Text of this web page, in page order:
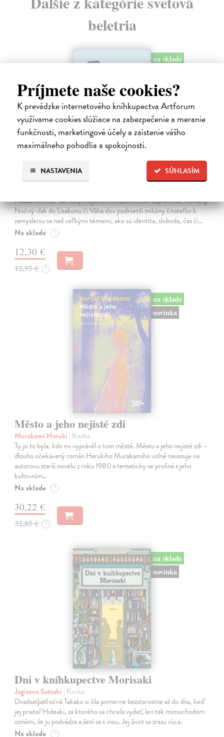
Príjmete naše cookies?
K prevádzke internetového kníhkupectva Artforum
využívame cookies slúžiace na zabezpečenie a meranie
funkčnosti, marketingové účely a zaistenie vášho
maximálneho pohodlia a spokojnosti.
SÚHLASÍM
NASTAVENIA
beletria
na sklade
Rieka času
Pascal Mercier bol vždy majstrom filozofického rozprávania. Romány
Nočný vlak do Lisabonu či Váha slov podnietili milióny čitateľov k
zamysleniu sa nad veľkými témami, ako sú identita, sloboda, čas či…
Na sklade ?
12,30 €
12,95 € ?
na sklade
novinka
Město a jeho nejisté zdi
Murakami Haruki | Kniha
Ty jsi to byla, kdo mi vyprávěl o tom městě. Město a jeho nejisté zdi –
dlouho očekávaný román Harukiho Murakamiho volně navazuje na
autorovu starší novelu z roku 1980 a tematicky se prolíná s jeho
kultovním…
Na sklade ?
30,22 €
32,85 € ?
na sklade
novinka
Dni v kníhkupectve Morisaki
Jagisawa Satoshi | Kniha
Dvadsaťpäťročná Takako si žila pomerne bezstarostne až do dňa, keď
jej priateľ Hideaki, za ktorého sa chcela vydať, len tak mimochodom
oznámi, že ju podvádza a žení sa s inou. Jej život sa zrazu rúca.
Na sklade ?